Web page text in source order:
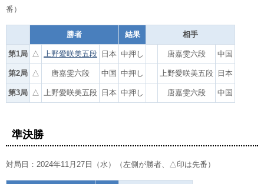
番）
勝者 結果 相手
第1局 △ 上野愛咲美五段 日本 中押し 唐嘉雯六段 中国
第2局 △ 唐嘉雯六段 中国 中押し 上野愛咲美五段 日本
第3局 △ 上野愛咲美五段 日本 中押し 唐嘉雯六段 中国
準決勝
対局日：2024年11月27日（水）（左側が勝者、△印は先番）